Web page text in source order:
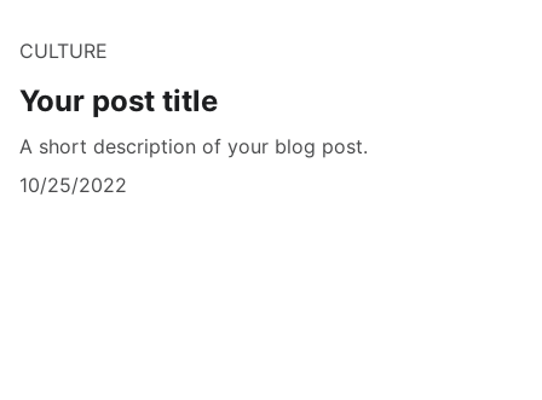
CULTURE
Your post title
A short description of your blog post.
10/25/2022